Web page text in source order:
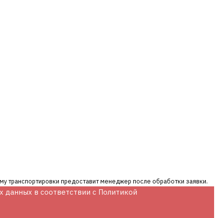
транспортировки предоставит менеджер после обработки заявки.
данных в соответствии с Политикой